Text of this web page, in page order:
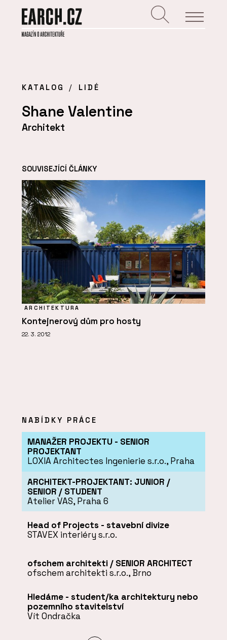
KATALOG LIDÉ
Shane Valentine
Architekt
SOUVISEJÍCÍ ČLÁNKY
ARCHITEKTURA
Kontejnerový dům pro hosty
22. 3. 2012
NABÍDKY PRÁCE
MANAŽER PROJEKTU - SENIOR
PROJEKTANT
LOXIA Architectes Ingenierie s.r.o., Praha
ARCHITEKT-PROJEKTANT: JUNIOR /
SENIOR / STUDENT
Atelier VAS, Praha 6
Head of Projects - stavební divize
STAVEX interiéry s.r.o.
ofschem architekti / SENIOR ARCHITECT
ofschem architekti s.r.o., Brno
Hledáme - student/ka architektury nebo
pozemního stavitelství
Vít Ondračka